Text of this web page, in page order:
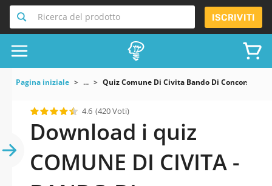
Ricerca del prodotto ISCRIVITI
Pagina iniziale ... Quiz Comune Di Civita Bando Di Concorso
4.6 (420 Voti)
Download i quiz
COMUNE DI CIVITA -